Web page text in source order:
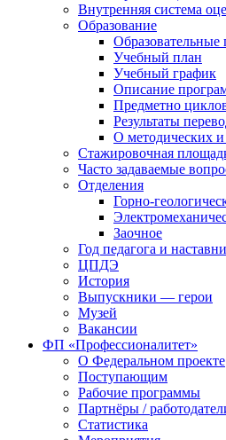
Внутренняя система
Образование
Учебный план
Учебный график
Описание
Предметно
Результаты
О методических и
Стажировочная
Часто задаваемые
Отделения
Горно-
Заочное
Год педагога и
ЦПДЭ
История
Выпускники — герои
Музей
Вакансии
ФП «Профессионалитет»
О Федеральном проекте
Поступающим
Рабочие программы
Партнёры /
Статистика